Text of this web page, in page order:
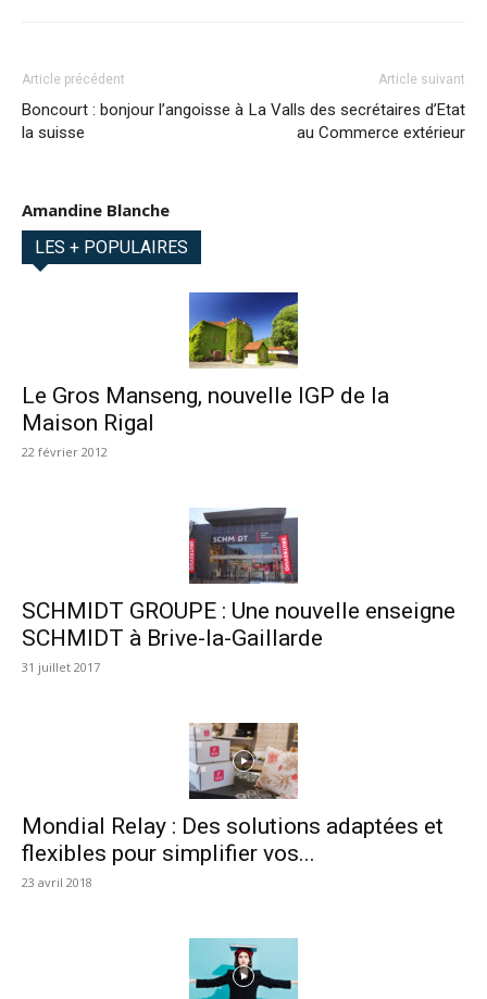
Article précédent
Boncourt : bonjour l’angoisse à
la suisse
Article suivant
La Valls des secrétaires d’Etat
au Commerce extérieur
Amandine Blanche
LES + POPULAIRES
Le Gros Manseng, nouvelle IGP de la
Maison Rigal
22 février 2012
SCHMIDT GROUPE : Une nouvelle enseigne
SCHMIDT à Brive-la-Gaillarde
31 juillet 2017
Mondial Relay : Des solutions adaptées et
flexibles pour simplifier vos...
23 avril 2018